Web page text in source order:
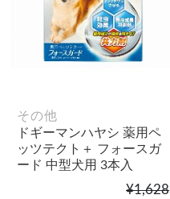
その他
ドギーマンハヤシ 薬用ペ
ッツテクト＋ フォースガ
ード 中型犬用 3本入
¥1,628